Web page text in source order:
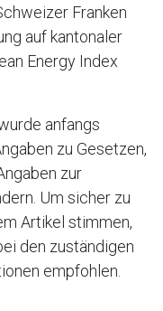
Franken
auf kantonaler
Energy Index
anfangs
zu Gesetzen,
zur
Um sicher zu
Artikel stimmen,
den zuständigen
empfohlen.